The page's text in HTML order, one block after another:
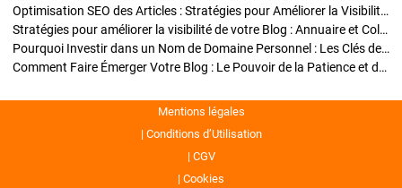
Optimisation SEO des Articles : Stratégies pour Améliorer la Visibilité de Votre Blog
Stratégies pour améliorer la visibilité de votre Blog : Annuaire et Collaborations
Pourquoi Investir dans un Nom de Domaine Personnel : Les Clés de la Réussite de Votre Blog
Comment Faire Émerger Votre Blog : Le Pouvoir de la Patience et de la Persévérance
Mentions légales
Conditions d’Utilisation
CGV
Cookies